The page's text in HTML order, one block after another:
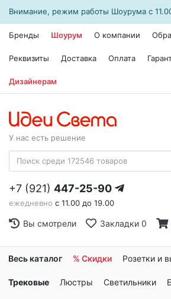
Внимание, режим работы Шоурума с
Бренды Шоурум О компании
Реквизиты Доставка Оплата
Дизайнерам
У нас есть решение
+7 (921) 447-25-90
ежедневно с 11.00 до 19.00
Вы смотрели Закладки 0
Весь каталог % Скидки Розетки и
Трековые Люстры Светильники